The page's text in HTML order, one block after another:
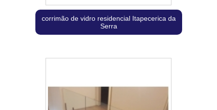
corrimão de vidro residencial Itapecerica da
Serra